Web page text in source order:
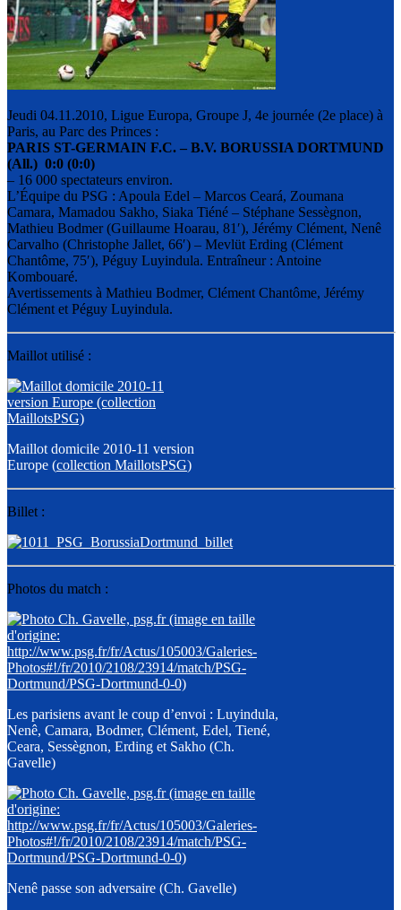
Jeudi 04.11.2010, Ligue Europa, Groupe J, 4e journée (2e place) à
Paris, au Parc des Princes :
PARIS ST-GERMAIN F.C. – B.V. BORUSSIA DORTMUND
(All.) 0:0 (0:0)
– 16 000 spectateurs environ.
L’Équipe du PSG : Apoula Edel – Marcos Ceará, Zoumana
Camara, Mamadou Sakho, Siaka Tiéné – Stéphane Sessègnon,
Mathieu Bodmer (Guillaume Hoarau, 81′), Jérémy Clément, Nenê
Carvalho (Christophe Jallet, 66′) – Mevlüt Erding (Clément
Chantôme, 75′), Péguy Luyindula. Entraîneur : Antoine
Kombouaré.
Avertissements à Mathieu Bodmer, Clément Chantôme, Jérémy
Clément et Péguy Luyindula.
Maillot utilisé :
Maillot domicile 2010-11 version
Europe (collection MaillotsPSG)
Billet :
Photos du match :
Les parisiens avant le coup d’envoi : Luyindula,
Nenê, Camara, Bodmer, Clément, Edel, Tiené,
Ceara, Sessègnon, Erding et Sakho (Ch.
Gavelle)
Nenê passe son adversaire (Ch. Gavelle)